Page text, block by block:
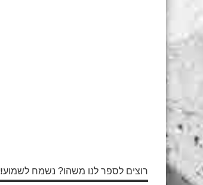
רוצים לספר לנו משהו? נשמח לשמוע!